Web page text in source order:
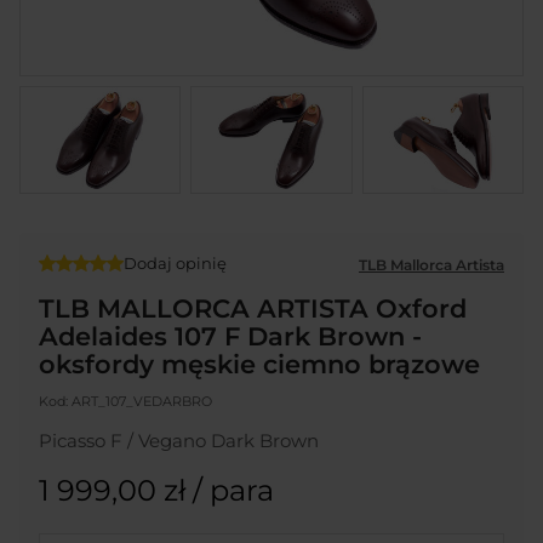
Dodaj opinię TLB Mallorca Artista
TLB MALLORCA ARTISTA Oxford
Adelaides 107 F Dark Brown -
oksfordy męskie ciemno brązowe
Kod: ART_107_VEDARBRO
Picasso F / Vegano Dark Brown
1 999,00 zł / para